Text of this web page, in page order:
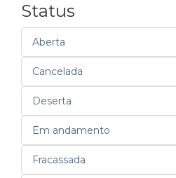
Status
Aberta
Cancelada
Deserta
Em andamento
Fracassada